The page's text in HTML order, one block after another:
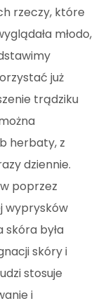
rzeczy, które
młodo,
już
trądziku
herbaty, z
dziennie.
poprzez
wyprysków
skóra była
skóry i
stosuje
i